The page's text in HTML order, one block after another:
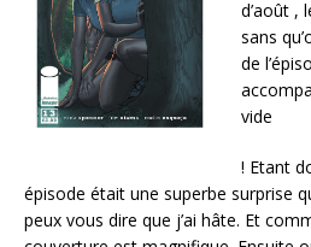
d’août ,
sans
de
vide
! Etant
épisode était une superbe surprise
peux vous dire que j’ai hâte. Et